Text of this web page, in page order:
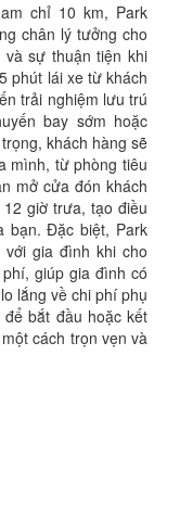
chỉ 10 km, Park
chân lý tưởng cho
sự thuận tiện khi
phút lái xe từ khách
trải nghiệm lưu trú
bay sớm hoặc
khách hàng sẽ
mình, từ phòng tiêu
mở cửa đón khách
giờ trưa, tạo điều
bạn. Đặc biệt, Park
với gia đình khi cho
giúp gia đình có
lắng về chi phí phụ
bắt đầu hoặc kết
cách trọn vẹn và